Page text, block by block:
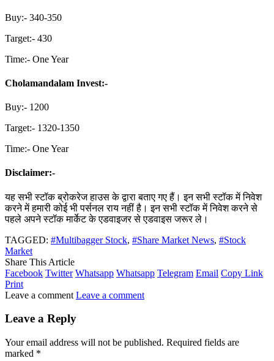
Buy:- 340-350
Target:- 430
Time:- One Year
Cholamandalam Invest:-
Buy:- 1200
Target:- 1320-1350
Time:- One Year
Disclaimer:-
यह सभी स्टॉक ब्रोकरेज हाउस के द्वारा बताए गए हैं। इन सभी स्टॉक में निवेश
करने में हमारी कोई भी पर्सनल राय नहीं है। इन सभी स्टॉक में निवेश करने से
पहले अपने स्टॉक मार्केट के एडवाइजर से एडवाइस जरूर ले।
TAGGED: #Multibagger Stock, #Share Market News, #Stock
Market
Share This Article
Facebook Twitter Whatsapp Whatsapp Telegram Email Copy Link
Print
Leave a comment Leave a comment
Leave a Reply
Your email address will not be published. Required fields are
marked *